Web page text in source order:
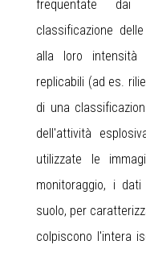
frequentate
classificazione
alla loro intensità
replicabili (ad es.
di una
dell'attività
utilizzate le
monitoraggio, i
suolo, per
colpiscono l'intera